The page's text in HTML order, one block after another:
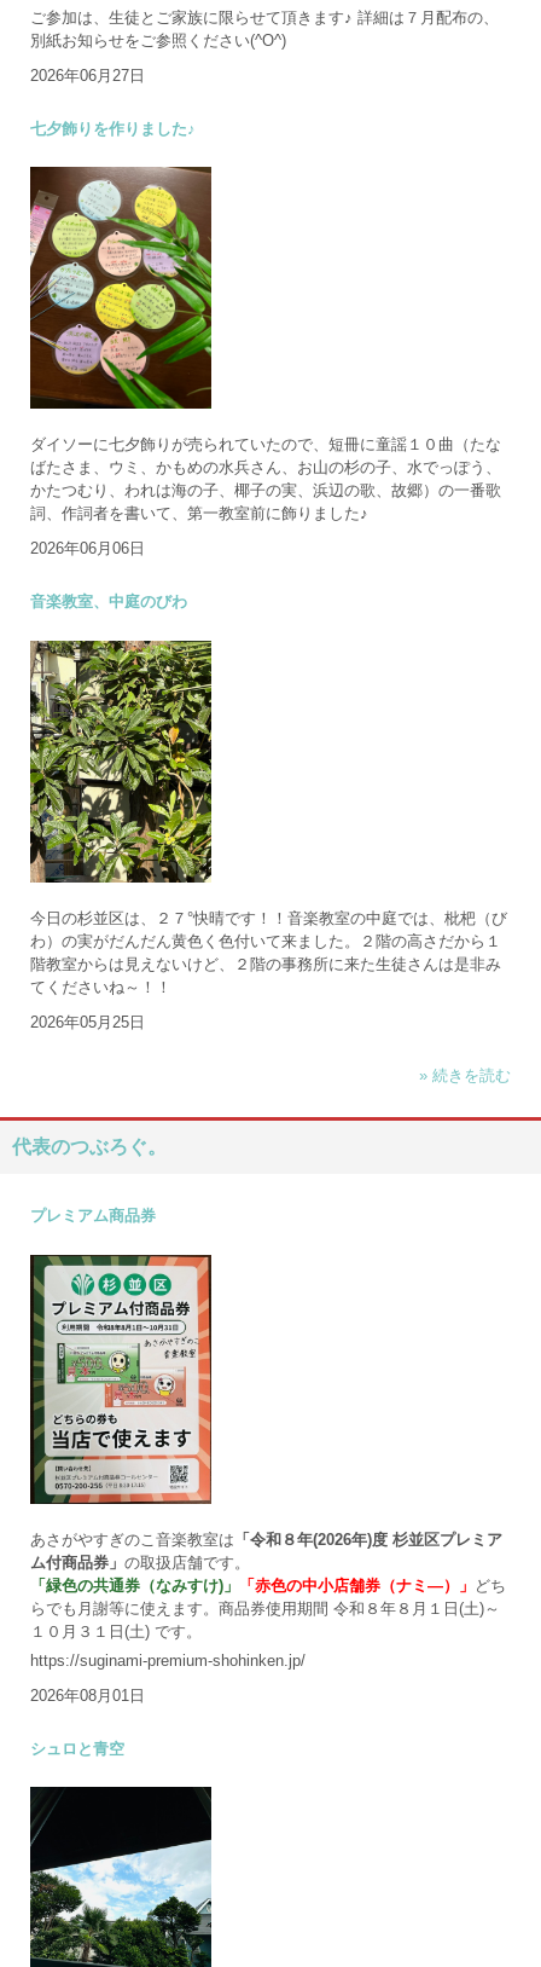
ご参加は、生徒とご家族に限らせて頂きます♪ 詳細は７月配布の、
別紙お知らせをご参照ください(^O^)
2026年06月27日
七夕飾りを作りました♪
ダイソーに七夕飾りが売られていたので、短冊に童謡１０曲（たな
ばたさま、ウミ、かもめの水兵さん、お山の杉の子、水でっぽう、
かたつむり、われは海の子、椰子の実、浜辺の歌、故郷）の一番歌
詞、作詞者を書いて、第一教室前に飾りました♪
2026年06月06日
音楽教室、中庭のびわ
今日の杉並区は、２７°快晴です！！音楽教室の中庭では、枇杷（び
わ）の実がだんだん黄色く色付いて来ました。２階の高さだから１
階教室からは見えないけど、２階の事務所に来た生徒さんは是非み
てくださいね～！！
2026年05月25日
» 続きを読む
代表のつぶろぐ。
プレミアム商品券
あさがやすぎのこ音楽教室は 「令和８年(2026年)度 杉並区プレミア
ム付商品券」 の取扱店舗です。
「緑色の共通券（なみすけ)」
「赤色の中小店舗券（ナミ―）」 どち
らでも月謝等に使えます。商品券使用期間 令和８年８月１日(土)～
１０月３１日(土) です。
https://suginami-premium-shohinken.jp/
2026年08月01日
シュロと青空